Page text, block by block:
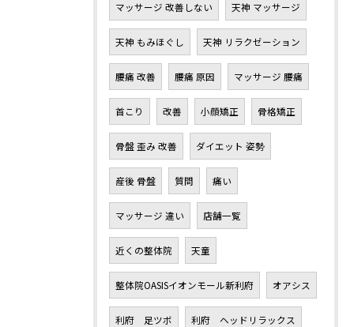
マッサージ 改善しない 天神 マッサージ
天神 もみほぐし 天神 リラクゼーション
腰痛 改善 腰痛 原因 マッサージ 腰痛
首こり 改善 小顔矯正 骨格矯正
骨盤 歪み 改善 ダイエット 姿勢
産後 骨盤 質問 痛い
マッサージ 違い 店舗一覧
近くの整体院 天童
整体院OASISイオンモール新利府 オアシス
利府 足ツボ 利府 ヘッドリラックス